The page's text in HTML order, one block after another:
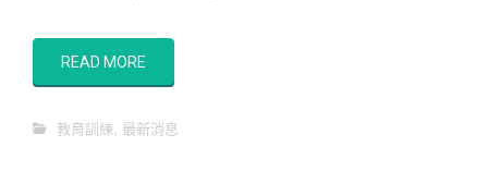
READ MORE
教育訓練, 最新消息